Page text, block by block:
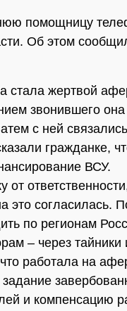
помощницу
Об этом
стала жертвой
звонившего она
с ней связались
гражданке,
ВСУ.
это согласилась.
по регионам
– через тайники
работала на
и компенсацию